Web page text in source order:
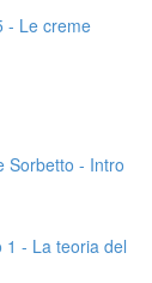
- Le creme
Sorbetto - Intro
1 - La teoria del